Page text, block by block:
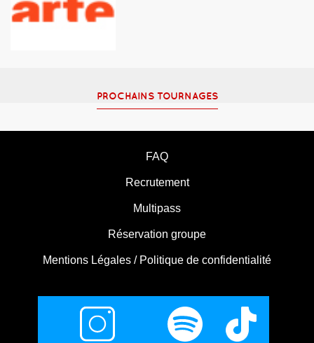
PROCHAINS TOURNAGES
FAQ
Recrutement
Multipass
Réservation groupe
Mentions Légales / Politique de confidentialité